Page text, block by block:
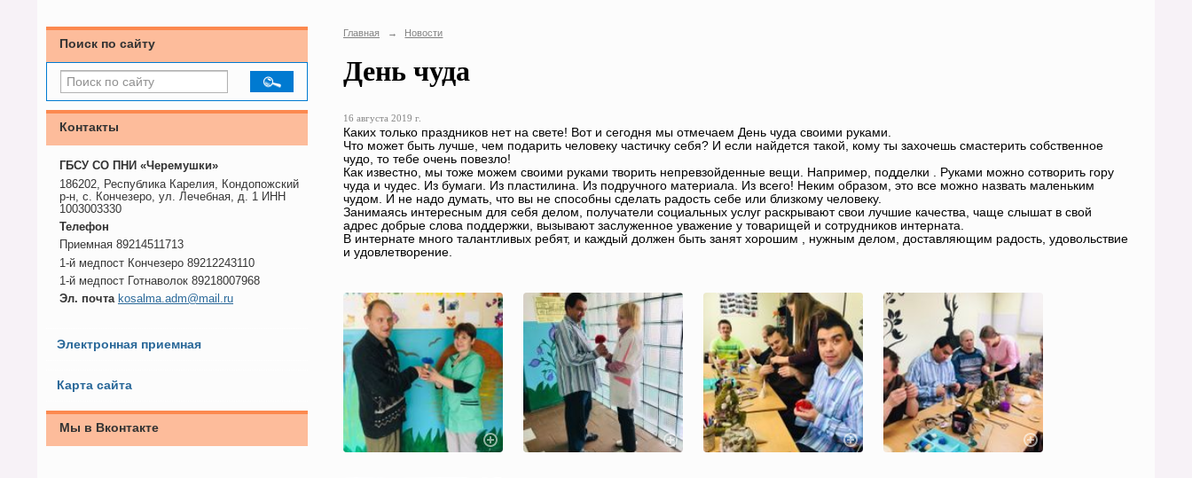
Поиск по сайту
Контакты
ГБСУ СО ПНИ «Черемушки»
186202, Республика Карелия, Кондопожский
р-н, с. Кончезеро, ул. Лечебная, д. 1 ИНН
1003003330
Телефон
Приемная 89214511713
1-й медпост Кончезеро 89212243110
1-й медпост Готнаволок 89218007968
Эл. почта kosalma.adm@mail.ru
Электронная приемная
Карта сайта
Мы в Вконтакте
Главная → Новости
День чуда
16 августа 2019 г.
Каких только праздников нет на свете! Вот и сегодня мы отмечаем День чуда своими руками.
Что может быть лучше, чем подарить человеку частичку себя? И если найдется такой, кому ты захочешь смастерить собственное
чудо, то тебе очень повезло!
Как известно, мы тоже можем своими руками творить непревзойденные вещи. Например, подделки . Руками можно сотворить гору
чуда и чудес. Из бумаги. Из пластилина. Из подручного материала. Из всего! Неким образом, это все можно назвать маленьким
чудом. И не надо думать, что вы не способны сделать радость себе или близкому человеку.
Занимаясь интересным для себя делом, получатели социальных услуг раскрывают свои лучшие качества, чаще слышат в свой
адрес добрые слова поддержки, вызывают заслуженное уважение у товарищей и сотрудников интерната.
В интернате много талантливых ребят, и каждый должен быть занят хорошим , нужным делом, доставляющим радость, удовольствие
и удовлетворение.